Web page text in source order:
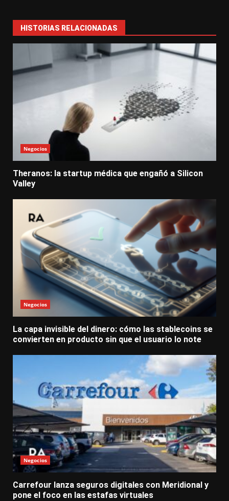
HISTORIAS RELACIONADAS
Negocios
Theranos: la startup médica que engañó a Silicon
Valley
Negocios
La capa invisible del dinero: cómo las stablecoins se
convierten en producto sin que el usuario lo note
Negocios
Carrefour lanza seguros digitales con Meridional y
pone el foco en las estafas virtuales